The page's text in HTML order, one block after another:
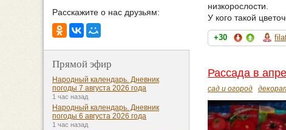
низкорослости.
У кого такой
+30
Рассада в
сад и огород
Расскажите о нас друзьям:
Прямой эфир
Народный календарь. Дневник
погоды 7 августа 2026 года
1 час назад
Народный календарь. Дневник
погоды 6 августа 2026 года
1 час назад